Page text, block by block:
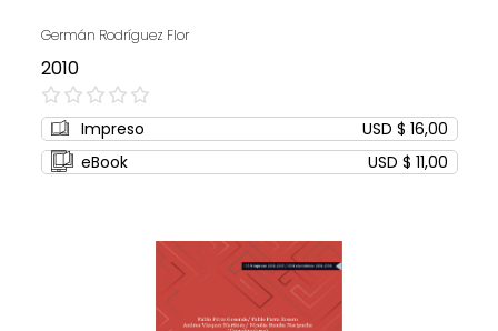
Germán Rodríguez Flor
2010
0%
Impreso
USD $ 16,00
eBook
USD $ 11,00